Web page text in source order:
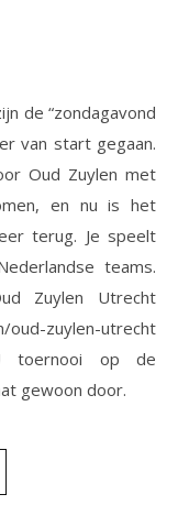
de “zondagavond
van start gegaan.
Oud Zuylen met
en nu is het
terug. Je speelt
teams.
Zuylen Utrecht
zuylen-utrecht
toernooi op de
gewoon door.